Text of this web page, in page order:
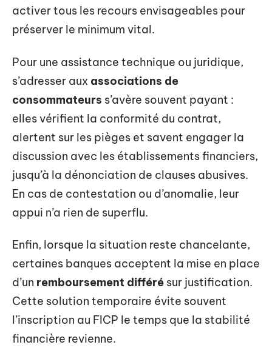
activer tous les recours envisageables pour
préserver le minimum vital.
Pour une assistance technique ou juridique,
s’adresser aux associations de
consommateurs s’avère souvent payant :
elles vérifient la conformité du contrat,
alertent sur les pièges et savent engager la
discussion avec les établissements financiers,
jusqu’à la dénonciation de clauses abusives.
En cas de contestation ou d’anomalie, leur
appui n’a rien de superflu.
Enfin, lorsque la situation reste chancelante,
certaines banques acceptent la mise en place
d’un remboursement différé sur justification.
Cette solution temporaire évite souvent
l’inscription au FICP le temps que la stabilité
financière revienne.